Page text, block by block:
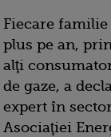
Fiecare
plus pe an,
alţi
de gaze, a
expert în
Asociaţiei